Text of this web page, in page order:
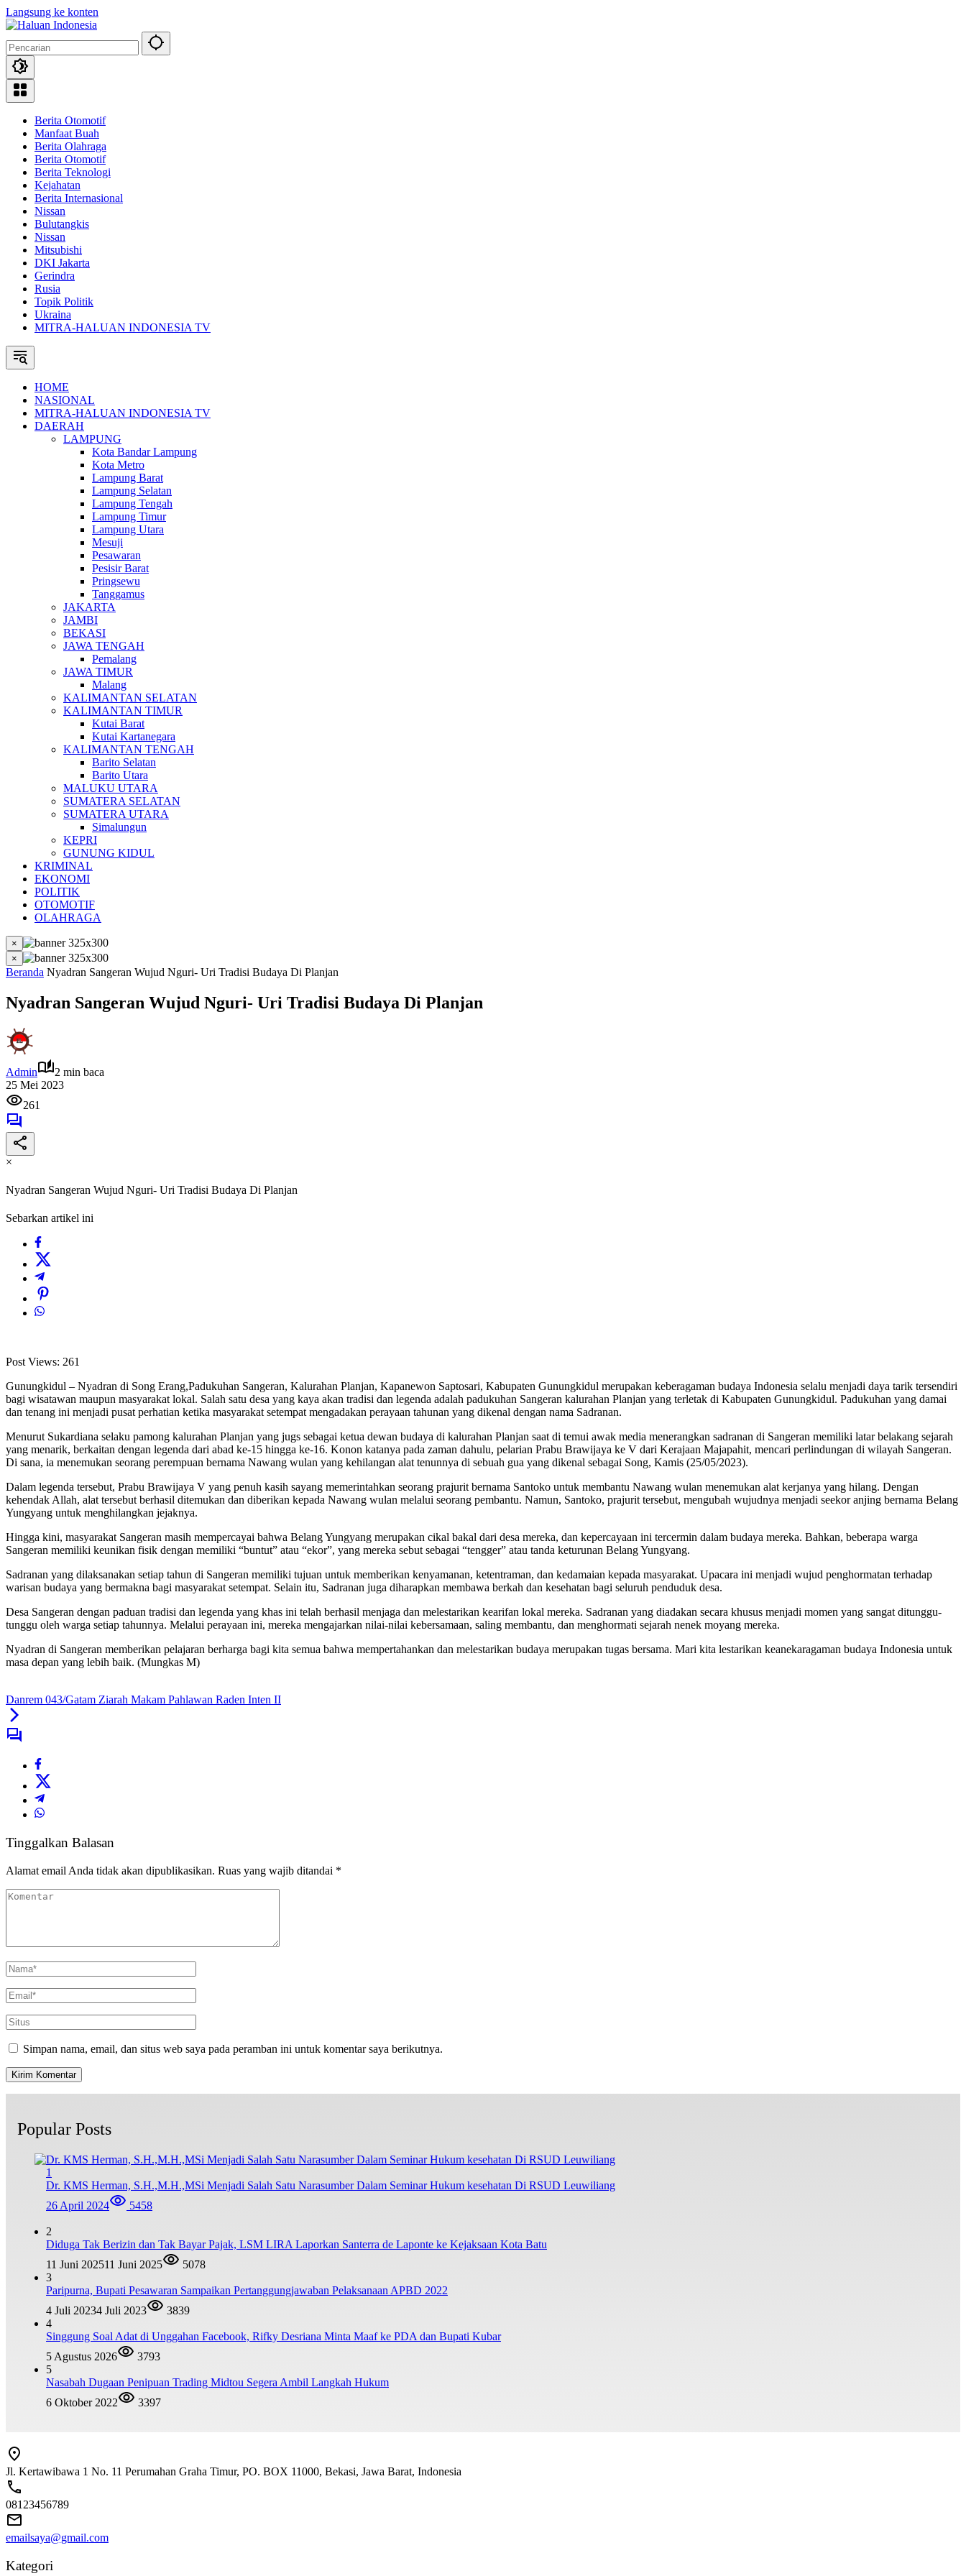
Langsung ke konten
Berita Otomotif
Manfaat Buah
Berita Olahraga
Berita Otomotif
Berita Teknologi
Kejahatan
Berita Internasional
Nissan
Bulutangkis
Nissan
Mitsubishi
DKI Jakarta
Gerindra
Rusia
Topik Politik
Ukraina
MITRA-HALUAN INDONESIA TV
HOME
NASIONAL
MITRA-HALUAN INDONESIA TV
DAERAH
LAMPUNG
Kota Bandar Lampung
Kota Metro
Lampung Barat
Lampung Selatan
Lampung Tengah
Lampung Timur
Lampung Utara
Mesuji
Pesawaran
Pesisir Barat
Pringsewu
Tanggamus
JAKARTA
JAMBI
BEKASI
JAWA TENGAH
Pemalang
JAWA TIMUR
Malang
KALIMANTAN SELATAN
KALIMANTAN TIMUR
Kutai Barat
Kutai Kartanegara
KALIMANTAN TENGAH
Barito Selatan
Barito Utara
MALUKU UTARA
SUMATERA SELATAN
SUMATERA UTARA
Simalungun
KEPRI
GUNUNG KIDUL
KRIMINAL
EKONOMI
POLITIK
OTOMOTIF
OLAHRAGA
×
×
Beranda Nyadran Sangeran Wujud Nguri- Uri Tradisi Budaya Di Planjan
Nyadran Sangeran Wujud Nguri- Uri Tradisi Budaya Di Planjan
Admin
2 min baca
25 Mei 2023
261
×
Nyadran Sangeran Wujud Nguri- Uri Tradisi Budaya Di Planjan
Sebarkan artikel ini
Post Views: 261
Gunungkidul – Nyadran di Song Erang,Padukuhan Sangeran, Kalurahan Planjan, Kapanewon Saptosari, Kabupaten Gunungkidul merupakan keberagaman budaya Indonesia selalu menjadi daya tarik tersendiri
bagi wisatawan maupun masyarakat lokal. Salah satu desa yang kaya akan tradisi dan legenda adalah padukuhan Sangeran kalurahan Planjan yang terletak di Kabupaten Gunungkidul. Padukuhan yang damai
dan tenang ini menjadi pusat perhatian ketika masyarakat setempat mengadakan perayaan tahunan yang dikenal dengan nama Sadranan.
Menurut Sukardiana selaku pamong kalurahan Planjan yang jugs sebagai ketua dewan budaya di kalurahan Planjan saat di temui awak media menerangkan sadranan di Sangeran memiliki latar belakang sejarah
yang menarik, berkaitan dengan legenda dari abad ke-15 hingga ke-16. Konon katanya pada zaman dahulu, pelarian Prabu Brawijaya ke V dari Kerajaan Majapahit, mencari perlindungan di wilayah Sangeran.
Di sana, ia menemukan seorang perempuan bernama Nawang wulan yang kehilangan alat tenunnya di sebuah gua yang dikenal sebagai Song, Kamis (25/05/2023).
Dalam legenda tersebut, Prabu Brawijaya V yang penuh kasih sayang memerintahkan seorang prajurit bernama Santoko untuk membantu Nawang wulan menemukan alat kerjanya yang hilang. Dengan
kehendak Allah, alat tersebut berhasil ditemukan dan diberikan kepada Nawang wulan melalui seorang pembantu. Namun, Santoko, prajurit tersebut, mengubah wujudnya menjadi seekor anjing bernama Belang
Yungyang untuk menghilangkan jejaknya.
Hingga kini, masyarakat Sangeran masih mempercayai bahwa Belang Yungyang merupakan cikal bakal dari desa mereka, dan kepercayaan ini tercermin dalam budaya mereka. Bahkan, beberapa warga
Sangeran memiliki keunikan fisik dengan memiliki “buntut” atau “ekor”, yang mereka sebut sebagai “tengger” atau tanda keturunan Belang Yungyang.
Sadranan yang dilaksanakan setiap tahun di Sangeran memiliki tujuan untuk memberikan kenyamanan, ketentraman, dan kedamaian kepada masyarakat. Upacara ini menjadi wujud penghormatan terhadap
warisan budaya yang bermakna bagi masyarakat setempat. Selain itu, Sadranan juga diharapkan membawa berkah dan kesehatan bagi seluruh penduduk desa.
Desa Sangeran dengan paduan tradisi dan legenda yang khas ini telah berhasil menjaga dan melestarikan kearifan lokal mereka. Sadranan yang diadakan secara khusus menjadi momen yang sangat ditunggu-
tunggu oleh warga setiap tahunnya. Melalui perayaan ini, mereka mengajarkan nilai-nilai kebersamaan, saling membantu, dan menghormati sejarah nenek moyang mereka.
Nyadran di Sangeran memberikan pelajaran berharga bagi kita semua bahwa mempertahankan dan melestarikan budaya merupakan tugas bersama. Mari kita lestarikan keanekaragaman budaya Indonesia untuk
masa depan yang lebih baik. (Mungkas M)
Danrem 043/Gatam Ziarah Makam Pahlawan Raden Inten II
Tinggalkan Balasan
Alamat email Anda tidak akan dipublikasikan. Ruas yang wajib ditandai *
Simpan nama, email, dan situs web saya pada peramban ini untuk komentar saya berikutnya.
Popular Posts
1
Dr. KMS Herman, S.H.,M.H.,MSi Menjadi Salah Satu Narasumber Dalam Seminar Hukum kesehatan Di RSUD Leuwiliang
26 April 2024
5458
2
Diduga Tak Berizin dan Tak Bayar Pajak, LSM LIRA Laporkan Santerra de Laponte ke Kejaksaan Kota Batu
11 Juni 202511 Juni 2025
5078
3
Paripurna, Bupati Pesawaran Sampaikan Pertanggungjawaban Pelaksanaan APBD 2022
4 Juli 20234 Juli 2023
3839
4
Singgung Soal Adat di Unggahan Facebook, Rifky Desriana Minta Maaf ke PDA dan Bupati Kubar
5 Agustus 2026
3793
5
Nasabah Dugaan Penipuan Trading Midtou Segera Ambil Langkah Hukum
6 Oktober 2022
3397
Jl. Kertawibawa 1 No. 11 Perumahan Graha Timur, PO. BOX 11000, Bekasi, Jawa Barat, Indonesia
08123456789
emailsaya@gmail.com
Kategori